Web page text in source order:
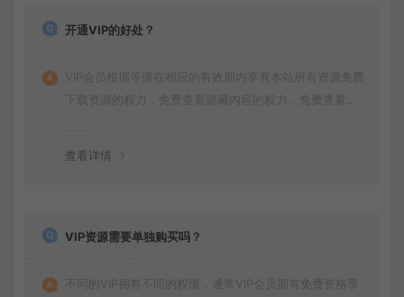
开通VIP的好处？
VIP会员根据等级在相应的有效期内享有本站所有资源免费
下载资源的权力，免费查看隐藏内容的权力，免费查看视
查看详情
VIP资源需要单独购买吗？
不同的VIP拥有不同的权限，通常VIP会员拥有免费资格享